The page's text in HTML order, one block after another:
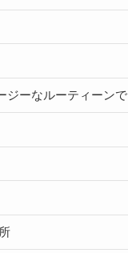
ジーなルーティーンで